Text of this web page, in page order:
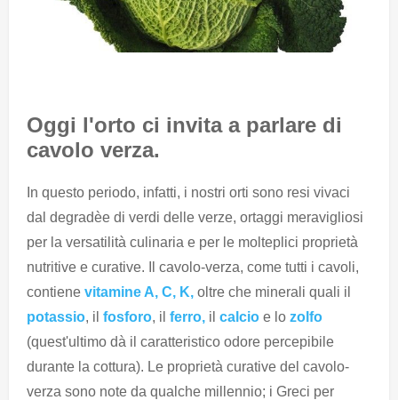
Oggi l'orto ci invita a parlare di
cavolo verza.
In questo periodo, infatti, i nostri orti sono resi vivaci
dal degradèe di verdi delle verze, ortaggi meravigliosi
per la versatilità culinaria e per le molteplici proprietà
nutritive e curative. Il cavolo-verza, come tutti i cavoli,
contiene vitamine A, C, K, oltre che minerali quali il
potassio, il fosforo, il ferro, il calcio e lo zolfo
(quest'ultimo dà il caratteristico odore percepibile
durante la cottura). Le proprietà curative del cavolo-
verza sono note da qualche millennio; i Greci per